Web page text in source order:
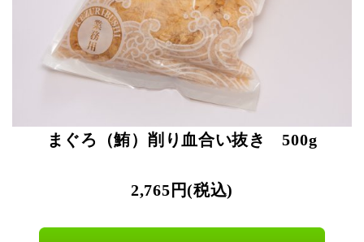
まぐろ（鮪）削り血合い抜き 500g
2,765円(税込)